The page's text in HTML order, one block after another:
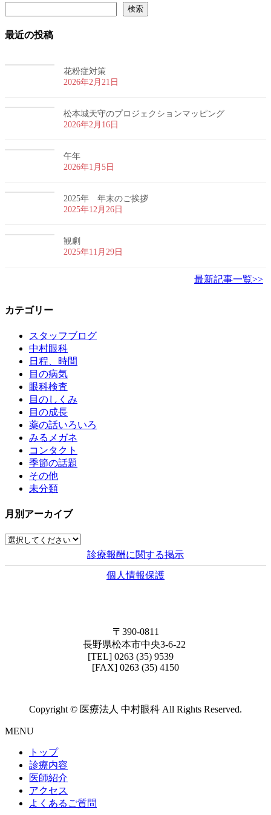
検索
最近の投稿
花粉症対策
2026年2月21日
松本城天守のプロジェクションマッピング
2026年2月16日
午年
2026年1月5日
2025年 年末のご挨拶
2025年12月26日
観劇
2025年11月29日
最新記事一覧>>
カテゴリー
スタッフブログ
中村眼科
日程、時間
目の病気
眼科検査
目のしくみ
目の成長
薬の話いろいろ
みるメガネ
コンタクト
季節の話題
その他
未分類
月別アーカイブ
診療報酬に関する掲示
個人情報保護
〒390-0811
長野県松本市中央3-6-22
[TEL] 0263 (35) 9539
[FAX] 0263 (35) 4150
Copyright © 医療法人 中村眼科 All Rights Reserved.
MENU
トップ
診療内容
医師紹介
アクセス
よくあるご質問